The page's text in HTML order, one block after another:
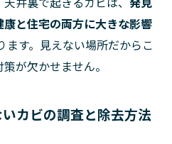
と住宅の両方に大きな影響
ます。見えない場所だからこ
が欠かせません。
カビの調査と除去方法